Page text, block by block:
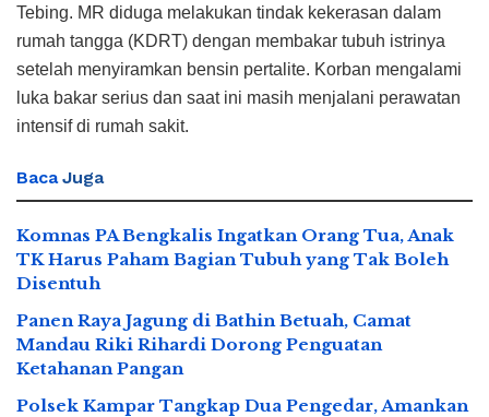
Tebing. MR diduga melakukan tindak kekerasan dalam
rumah tangga (KDRT) dengan membakar tubuh istrinya
setelah menyiramkan bensin pertalite. Korban mengalami
luka bakar serius dan saat ini masih menjalani perawatan
intensif di rumah sakit.
Baca Juga
Komnas PA Bengkalis Ingatkan Orang Tua, Anak
TK Harus Paham Bagian Tubuh yang Tak Boleh
Disentuh
Panen Raya Jagung di Bathin Betuah, Camat
Mandau Riki Rihardi Dorong Penguatan
Ketahanan Pangan
Polsek Kampar Tangkap Dua Pengedar, Amankan